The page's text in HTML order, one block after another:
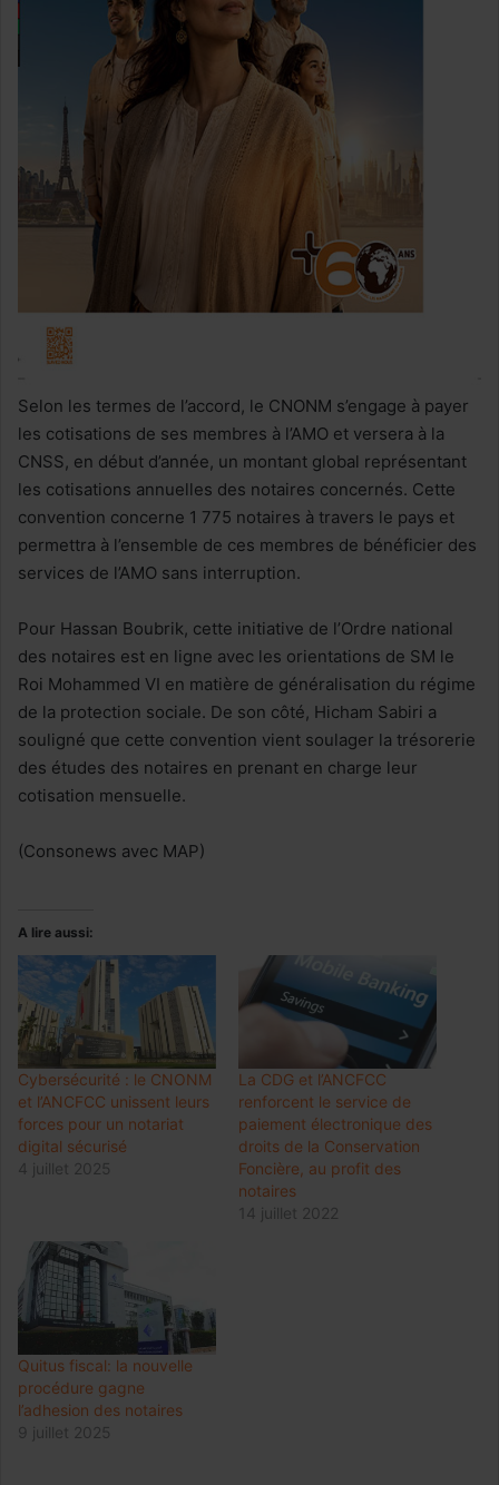
Selon les termes de l’accord, le CNONM s’engage à payer
les cotisations de ses membres à l’AMO et versera à la
CNSS, en début d’année, un montant global représentant
les cotisations annuelles des notaires concernés. Cette
convention concerne 1 775 notaires à travers le pays et
permettra à l’ensemble de ces membres de bénéficier des
services de l’AMO sans interruption.
Pour Hassan Boubrik, cette initiative de l’Ordre national
des notaires est en ligne avec les orientations de SM le
Roi Mohammed VI en matière de généralisation du régime
de la protection sociale. De son côté, Hicham Sabiri a
souligné que cette convention vient soulager la trésorerie
des études des notaires en prenant en charge leur
cotisation mensuelle.
(Consonews avec MAP)
A lire aussi:
Cybersécurité : le CNONM
et l’ANCFCC unissent leurs
forces pour un notariat
digital sécurisé
4 juillet 2025
La CDG et l’ANCFCC
renforcent le service de
paiement électronique des
droits de la Conservation
Foncière, au profit des
notaires
14 juillet 2022
Quitus fiscal: la nouvelle
procédure gagne
l’adhesion des notaires
9 juillet 2025